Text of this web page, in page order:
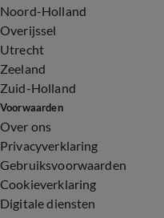
Noord-Holland
Overijssel
Utrecht
Zeeland
Zuid-Holland
Voorwaarden
Over ons
Privacyverklaring
Gebruiksvoorwaarden
Cookieverklaring
Digitale diensten